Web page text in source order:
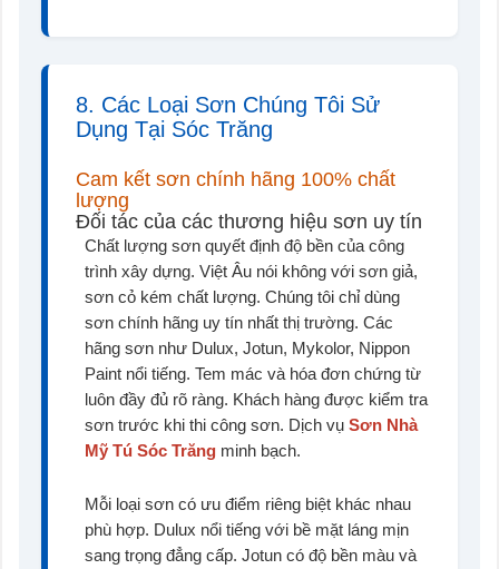
8. Các Loại Sơn Chúng Tôi Sử
Dụng Tại Sóc Trăng
Cam kết sơn chính hãng 100% chất
lượng
Đối tác của các thương hiệu sơn uy tín
Chất lượng sơn quyết định độ bền của công
trình xây dựng. Việt Âu nói không với sơn giả,
sơn cỏ kém chất lượng. Chúng tôi chỉ dùng
sơn chính hãng uy tín nhất thị trường. Các
hãng sơn như Dulux, Jotun, Mykolor, Nippon
Paint nổi tiếng. Tem mác và hóa đơn chứng từ
luôn đầy đủ rõ ràng. Khách hàng được kiểm tra
sơn trước khi thi công sơn. Dịch vụ Sơn Nhà
Mỹ Tú Sóc Trăng minh bạch.
Mỗi loại sơn có ưu điểm riêng biệt khác nhau
phù hợp. Dulux nổi tiếng với bề mặt láng mịn
sang trọng đẳng cấp. Jotun có độ bền màu và